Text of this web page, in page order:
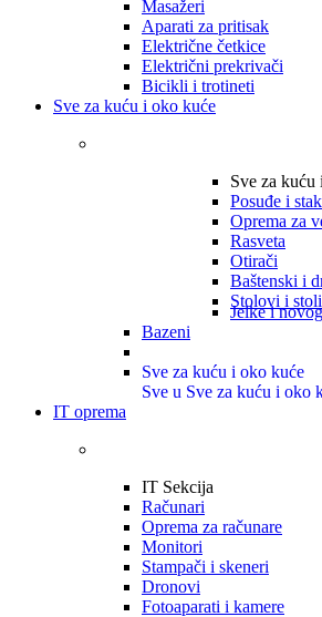
Masažeri
Aparati za pritisak
Električne četkice
Električni prekrivači
Bicikli i trotineti
Sve za kuću i oko kuće
Sve za kuću
Posuđe i
Oprema za
Rasveta
Otirači
Baštenski i
Stolovi i
Jelke i
Bazeni
Sve za kuću i oko kuće
Sve u Sve za kuću i oko
IT oprema
IT Sekcija
Računari
Oprema za računare
Monitori
Stampači i skeneri
Dronovi
Fotoaparati i kamere